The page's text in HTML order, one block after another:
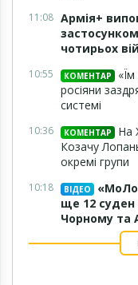
11:08 Армія+
чотирьох
10:55 КОМЕНТАР
росіяни
системі
10:36 КОМЕНТАР
На
Козачу
окремі групи
10:18 ВІДЕО
ще 12 суден
Чорному та